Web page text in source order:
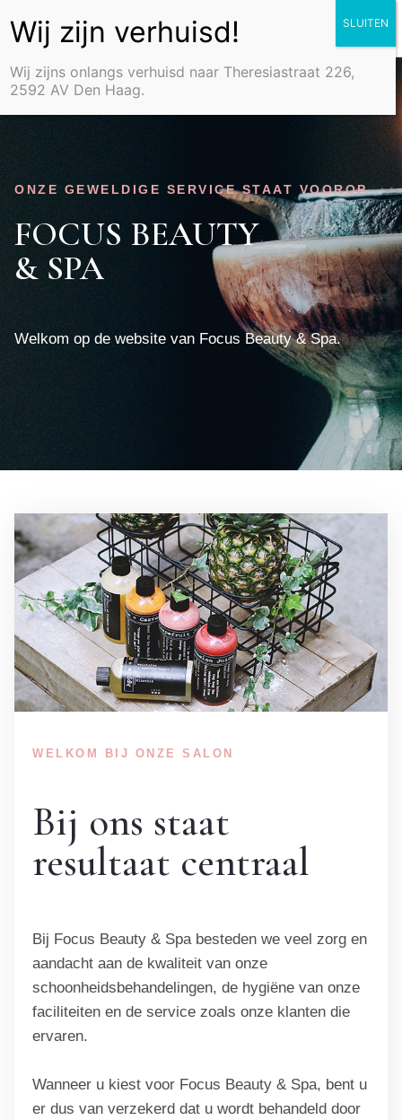
ONZE GEWELDIGE SERVICE STAAT VOOROP
FOCUS BEAUTY
& SPA
Welkom op de website van Focus Beauty & Spa.
WELKOM BIJ ONZE SALON
Bij ons staat
resultaat centraal
Bij Focus Beauty & Spa besteden we veel zorg en
aandacht aan de kwaliteit van onze
schoonheidsbehandelingen, de hygiëne van onze
faciliteiten en de service zoals onze klanten die
ervaren.
Wanneer u kiest voor Focus Beauty & Spa, bent u
er dus van verzekerd dat u wordt behandeld door
Wij zijns onlangs verhuisd naar Theresiastraat 226,
2592 AV Den Haag.